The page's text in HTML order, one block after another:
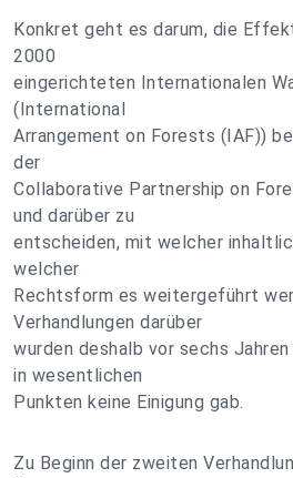
Konkret geht es darum, die
2000
eingerichteten Internationalen
(International
Arrangement on Forests (IAF))
der
Collaborative Partnership on
und darüber zu
entscheiden, mit welcher
welcher
Rechtsform es weitergeführt
Verhandlungen darüber
wurden deshalb vor sechs
in wesentlichen
Punkten keine Einigung gab.
Zu Beginn der zweiten